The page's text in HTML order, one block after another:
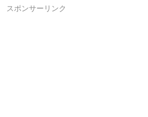
スポンサーリンク